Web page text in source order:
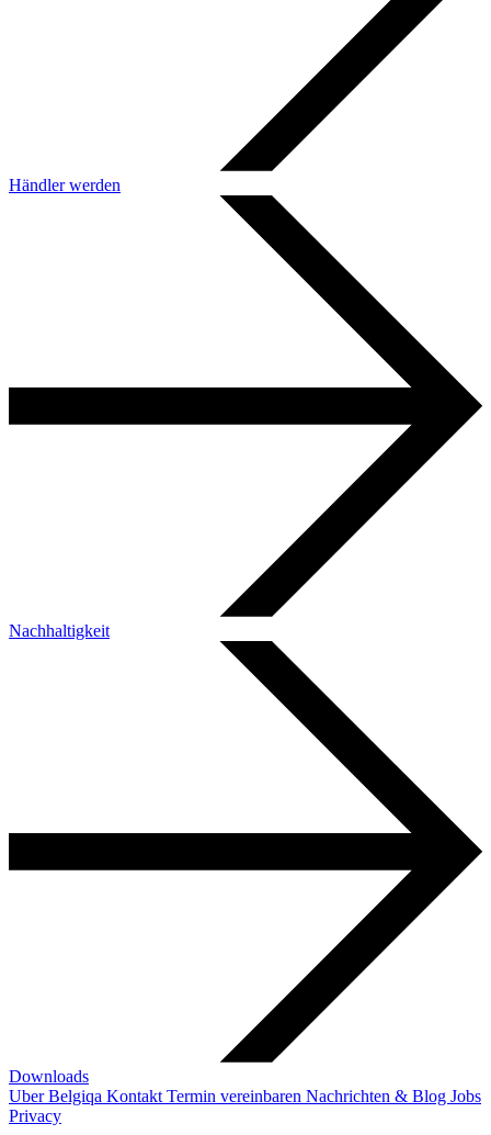
Händler werden
Nachhaltigkeit
Downloads
Uber Belgiqa Kontakt Termin vereinbaren Nachrichten & Blog Jobs
Privacy